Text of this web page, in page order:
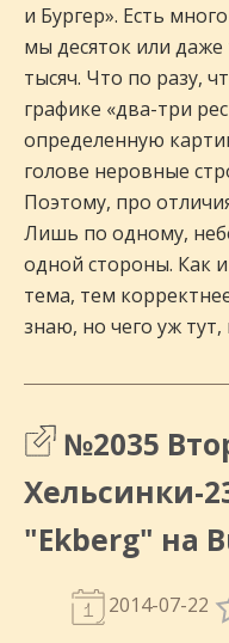
и Бургер». Есть
мы десяток или даже
тысяч. Что по разу,
графике «два-три
определенную
голове неровные
Поэтому, про
Лишь по одному,
одной стороны. Как
тема, тем
знаю, но чего уж
№2035
Хельсинки-
"Ekberg" на
2014-07-22